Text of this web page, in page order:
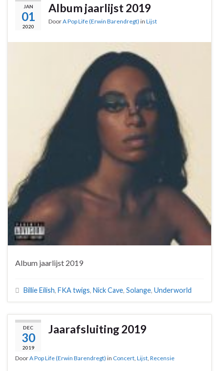
JAN
01
2020
Album jaarlijst 2019
DoorA Pop Life (Erwin Barendregt) in Lijst
Album jaarlijst 2019
Billie Eilish, FKA twigs, Nick Cave, Solange, Underworld
DEC
30
2019
Jaarafsluiting 2019
DoorA Pop Life (Erwin Barendregt) in Concert Lijst Recensie